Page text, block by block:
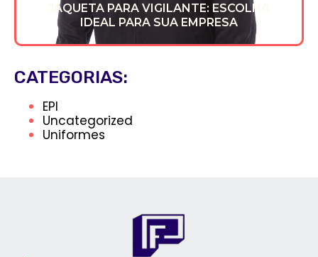
JAQUETA PARA VIGILANTE: ESCOLHA
IDEAL PARA SUA EMPRESA
CATEGORIAS:
EPI
Uncategorized
Uniformes